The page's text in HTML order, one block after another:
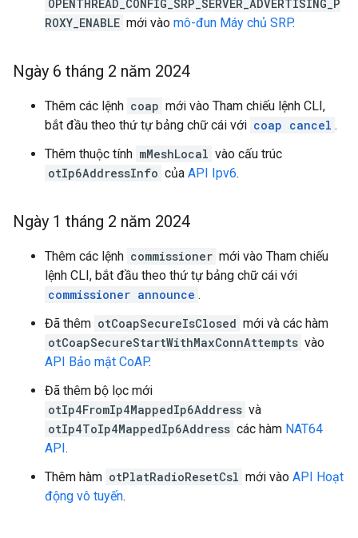
OPENTHREAD_CONFIG_SRP_SERVER_ADVERTISING_P
ROXY_ENABLE mới vào mô-đun Máy chủ SRP.
Ngày 6 tháng 2 năm 2024
Thêm các lệnh coap mới vào Tham chiếu lệnh CLI,
bắt đầu theo thứ tự bảng chữ cái với coap cancel .
Thêm thuộc tính mMeshLocal vào cấu trúc
otIp6AddressInfo của API Ipv6.
Ngày 1 tháng 2 năm 2024
Thêm các lệnh commissioner mới vào Tham chiếu
lệnh CLI, bắt đầu theo thứ tự bảng chữ cái với
commissioner announce .
Đã thêm otCoapSecureIsClosed mới và các hàm
otCoapSecureStartWithMaxConnAttempts vào
API Bảo mật CoAP.
Đã thêm bộ lọc mới
otIp4FromIp4MappedIp6Address và
otIp4ToIp4MappedIp6Address các hàm NAT64
API.
Thêm hàm otPlatRadioResetCsl mới vào API Hoạt
động vô tuyến.